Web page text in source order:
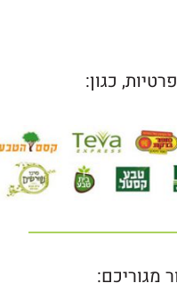
כגון:
מגוריכם: